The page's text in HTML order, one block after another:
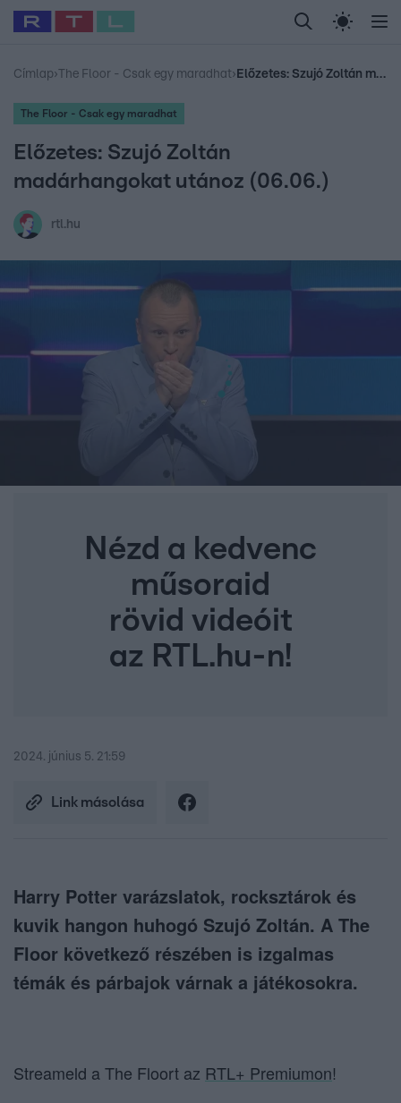
Legfrissebb RTL Híradó Randi Celeb vagyok,
Babits Marcella Most Wanted Gallusz
Címlap› The Floor - Csak egy maradhat› Előzetes: Szujó Zoltán madárhangokat utánoz (06.06.)
The Floor - Csak egy maradhat
Előzetes: Szujó Zoltán
madárhangokat utánoz (06.06.)
rtl.hu
Nézd a kedvenc
műsoraid
rövid videóit
az RTL.hu-n!
2024. június 5. 21:59
Link másolása
Harry Potter varázslatok, rocksztárok és
kuvik hangon huhogó Szujó Zoltán. A The
Floor következő részében is izgalmas
témák és párbajok várnak a játékosokra.
Streameld a The Floort az RTL+ Premiumon!